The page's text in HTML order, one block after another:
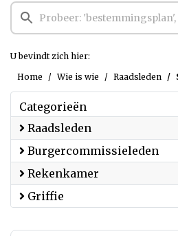
U bevindt zich hier:
Home
Wie is wie Raadsleden
Categorieën
Raadsleden
Burgercommissieleden
Rekenkamer
Griffie